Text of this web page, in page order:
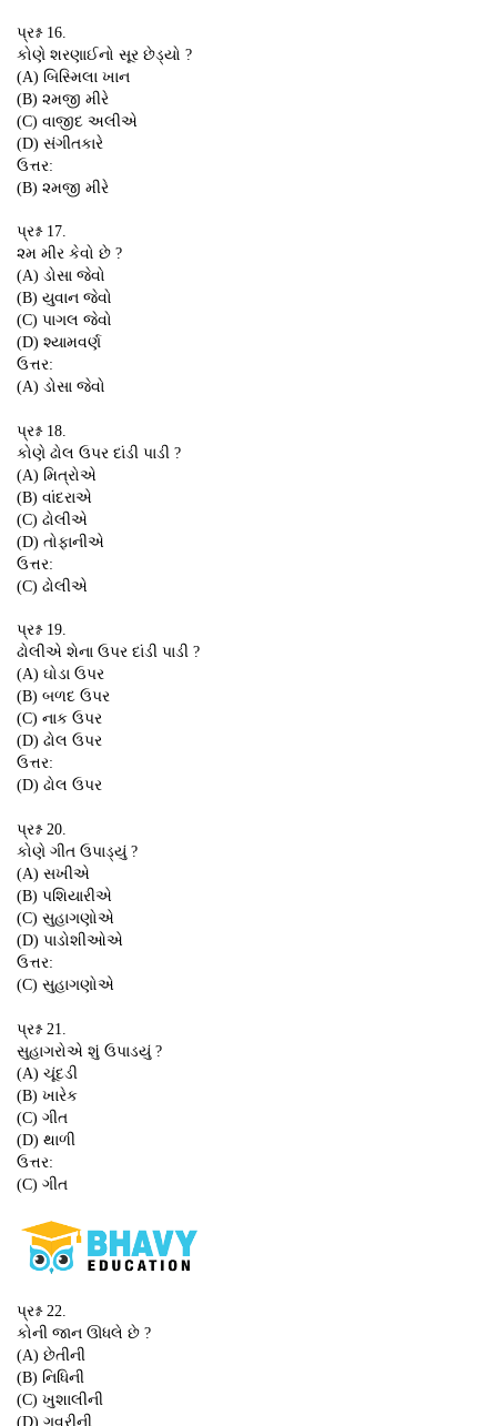
પ્રશ્ન 16.
કોણે શરણાઈનો સૂર છેડ્યો ?
(A) બિસ્મિલા ખાન
(B) ૨મજી મીરે
(C) વાજીદ અલીએ
(D) સંગીતકારે
ઉત્તર:
(B) ૨મજી મીરે
પ્રશ્ન 17.
૨મ મીર કેવો છે ?
(A) ડોસા જેવો
(B) યુવાન જેવો
(C) પાગલ જેવો
(D) શ્યામવર્ણ
ઉત્તર:
(A) ડોસા જેવો
પ્રશ્ન 18.
કોણે ઢોલ ઉપર દાંડી પાડી ?
(A) મિત્રોએ
(B) વાંદરાએ
(C) ઢોલીએ
(D) તોફાનીએ
ઉત્તર:
(C) ઢોલીએ
પ્રશ્ન 19.
ઢોલીએ શેના ઉપર દાંડી પાડી ?
(A) ઘોડા ઉપર
(B) બળદ ઉપર
(C) નાક ઉપર
(D) ઢોલ ઉપર
ઉત્તર:
(D) ઢોલ ઉપર
પ્રશ્ન 20.
કોણે ગીત ઉપાડ્યું ?
(A) સખીએ
(B) પશિયારીએ
(C) સુહાગણોએ
(D) પાડોશીઓએ
ઉત્તર:
(C) સુહાગણોએ
પ્રશ્ન 21.
સુહાગરોએ શું ઉપાડયું ?
(A) ચૂંદડી
(B) ખારેક
(C) ગીત
(D) થાળી
ઉત્તર:
(C) ગીત
પ્રશ્ન 22.
કોની જાન ઊધલે છે ?
(A) છેતીની
(B) નિધિની
(C) ખુશાલીની
(D) ગવરીની